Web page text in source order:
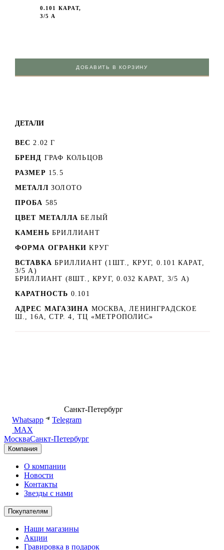
0.101 КАРАТ,
3/5 А
ДОБАВИТЬ В КОРЗИНУ
ДЕТАЛИ
ВЕС 2.02 Г
БРЕНД ГРАФ КОЛЬЦОВ
РАЗМЕР 15.5
МЕТАЛЛ ЗОЛОТО
ПРОБА 585
ЦВЕТ МЕТАЛЛА БЕЛЫЙ
КАМЕНЬ БРИЛЛИАНТ
ФОРМА ОГРАНКИ КРУГ
ВСТАВКА БРИЛЛИАНТ (1ШТ., КРУГ, 0.101 КАРАТ,
3/5 А)
БРИЛЛИАНТ (8ШТ., КРУГ, 0.032 КАРАТ, 3/5 А)
КАРАТНОСТЬ 0.101
АДРЕС МАГАЗИНА МОСКВА, ЛЕНИНГРАДСКОЕ
Ш., 16А, СТР. 4, ТЦ «МЕТРОПОЛИС»
Санкт-Петербург
Whatsapp
Telegram
MAX
МоскваСанкт-Петербург
Компания
О компании
Новости
Контакты
Звезды с нами
Покупателям
Наши магазины
Акции
Гравировка в подарок